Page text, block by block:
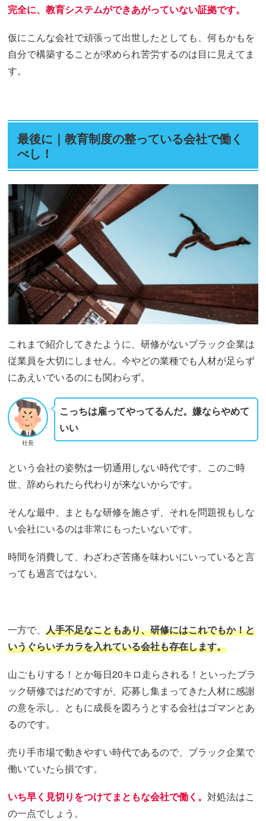
完全に、教育システムができあがっていない証拠です。
仮にこんな会社で頑張って出世したとしても、何もかもを
自分で構築することが求められ苦労するのは目に見えてま
す。
最後に｜教育制度の整っている会社で働く
べし！
これまで紹介してきたように、研修がないブラック企業は
従業員を大切にしません。今やどの業種でも人材が足らず
にあえいでいるのにも関わらず。
社長
こっちは雇ってやってるんだ。嫌ならやめて
いい
という会社の姿勢は一切通用しない時代です。このご時
世、辞められたら代わりが来ないからです。
そんな最中、まともな研修を施さず、それを問題視もしな
い会社にいるのは非常にもったいないです。
時間を消費して、わざわざ苦痛を味わいにいっていると言
っても過言ではない。
一方で、人手不足なこともあり、研修にはこれでもか！と
いうぐらいチカラを入れている会社も存在します。
山ごもりする！とか毎日20キロ走らされる！といったブラ
ック研修ではだめですが、応募し集まってきた人材に感謝
の意を示し、ともに成長を図ろうとする会社はゴマンとあ
るのです。
売り手市場で動きやすい時代であるので、ブラック企業で
働いていたら損です。
いち早く見切りをつけてまともな会社で働く。 対処法はこ
の一点でしょう。